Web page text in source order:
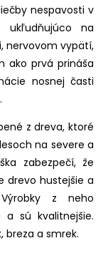
nespavosti v
ukľudňujúco na
nervovom vypätí,
ako prvá prináša
nosnej časti
z dreva, ktoré
na severe a
zabezpečí, že
drevo hustejšie a
z neho
sú kvalitnejšie.
breza a smrek.